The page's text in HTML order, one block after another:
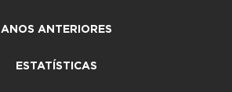
ANOS ANTERIORES
ESTATÍSTICAS